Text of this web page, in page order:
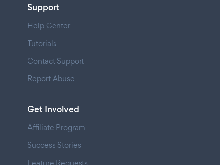
Support
Help Center
Tutorials
Contact Support
Report Abuse
Get Involved
Affiliate Program
Success Stories
Feature Requests